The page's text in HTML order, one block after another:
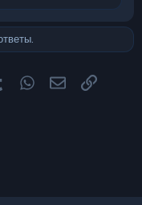
Tumblr WhatsApp
Электронная
Ссылка